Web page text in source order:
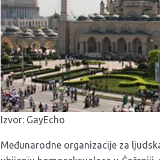
Izvor: GayEcho
Međunarodne organizacije za